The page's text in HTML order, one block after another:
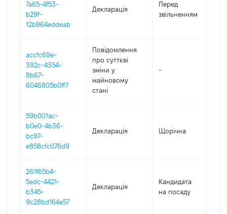
7a65-4f53-
b29f-
12b964eddeab
Декларація
Перед
звільненням
accfc69e-
392c-4354-
8b67-
6046805b0ff7
Повідомлення
про суттєві
зміни y
майновому
стані
-
59b001ac-
b0e0-4b36-
bc97-
e858cfc076d9
Декларація Щорічна
261f65b4-
5edc-4421-
b345-
9c28bd164e57
Декларація
Кандидата
на посаду